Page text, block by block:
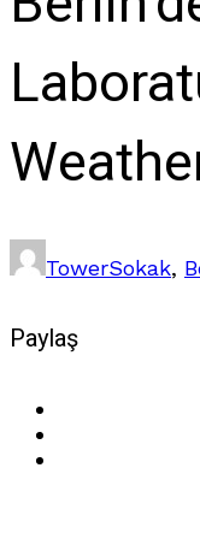
TowerSokak,
Paylaş